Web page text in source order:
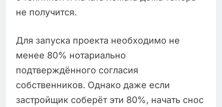
не получится.
Для запуска проекта необходимо не
менее 80% нотариально
подтверждённого согласия
собственников. Однако даже если
застройщик соберёт эти 80%, начать снос